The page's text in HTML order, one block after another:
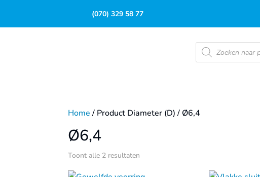
(070) 329 58 77
Producten
zoeken
Home/ Product Diameter (D) / Ø6,4
Ø6,4
Toont alle 2 resultaten